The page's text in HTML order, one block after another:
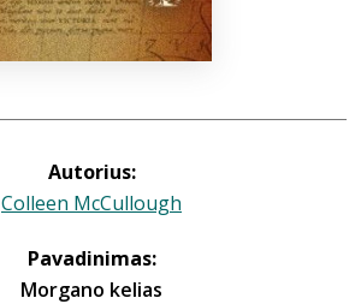
Autorius:
Colleen McCullough
Pavadinimas:
Morgano kelias